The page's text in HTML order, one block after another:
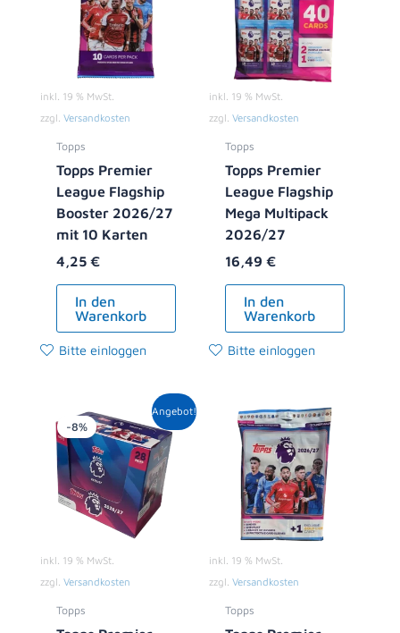
inkl. 19 % MwSt.
zzgl. Versandkosten
Topps
Topps Premier
League Flagship
Booster 2026/27
mit 10 Karten
4,25 €
In den
Warenkorb
Bitte einloggen
inkl. 19 % MwSt.
zzgl. Versandkosten
Topps
Topps Premier
League Flagship
Mega Multipack
2026/27
16,49 €
In den
Warenkorb
Bitte einloggen
Angebot!
-8%
inkl. 19 % MwSt.
zzgl. Versandkosten
Topps
Ursprünglicher
Preis
war:
119,00 €
Aktueller
Preis
ist:
108,99 €.
inkl. 19 % MwSt.
zzgl. Versandkosten
Topps